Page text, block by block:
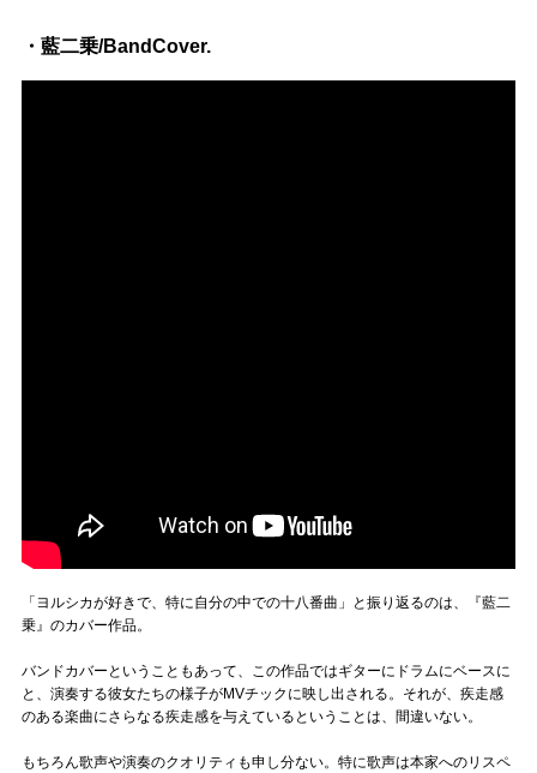
・藍二乗/BandCover.
「ヨルシカが好きで、特に自分の中での十八番曲」と振り返るのは、『藍二
乗』のカバー作品。
バンドカバーということもあって、この作品ではギターにドラムにベースに
と、演奏する彼女たちの様子がMVチックに映し出される。それが、疾走感
のある楽曲にさらなる疾走感を与えているということは、間違いない。
もちろん歌声や演奏のクオリティも申し分ない。特に歌声は本家へのリスペ